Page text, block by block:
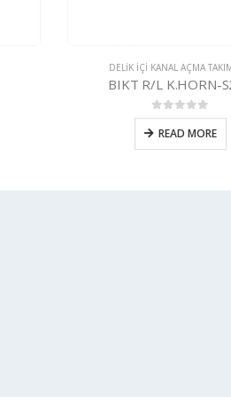
DELIK IÇI KANAL AÇMA
BIKT R/L KRLY-
05
READ MORE